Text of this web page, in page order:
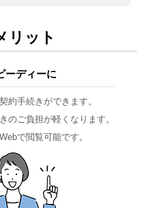
リット
ーディーに
約手続きができます。
のご負担が軽くなります。
で閲覧可能です。